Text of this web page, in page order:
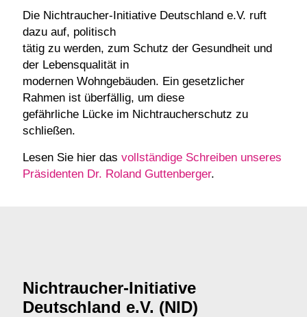
Die Nichtraucher-Initiative Deutschland e.V. ruft
dazu auf, politisch
tätig zu werden, zum Schutz der Gesundheit und
der Lebensqualität in
modernen Wohngebäuden. Ein gesetzlicher
Rahmen ist überfällig, um diese
gefährliche Lücke im Nichtraucherschutz zu
schließen.
Lesen Sie hier das vollständige Schreiben unseres
Präsidenten Dr. Roland Guttenberger.
Nichtraucher-Initiative
Deutschland e.V. (NID)